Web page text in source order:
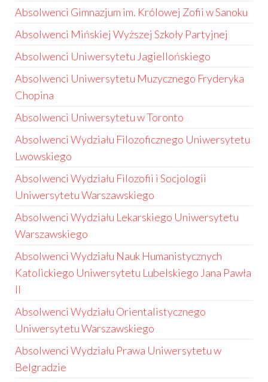
Absolwenci Gimnazjum im. Królowej Zofii w Sanoku
Absolwenci Mińskiej Wyższej Szkoły Partyjnej
Absolwenci Uniwersytetu Jagiellońskiego
Absolwenci Uniwersytetu Muzycznego Fryderyka
Chopina
Absolwenci Uniwersytetu w Toronto
Absolwenci Wydziału Filozoficznego Uniwersytetu
Lwowskiego
Absolwenci Wydziału Filozofii i Socjologii
Uniwersytetu Warszawskiego
Absolwenci Wydziału Lekarskiego Uniwersytetu
Warszawskiego
Absolwenci Wydziału Nauk Humanistycznych
Katolickiego Uniwersytetu Lubelskiego Jana Pawła
II
Absolwenci Wydziału Orientalistycznego
Uniwersytetu Warszawskiego
Absolwenci Wydziału Prawa Uniwersytetu w
Belgradzie